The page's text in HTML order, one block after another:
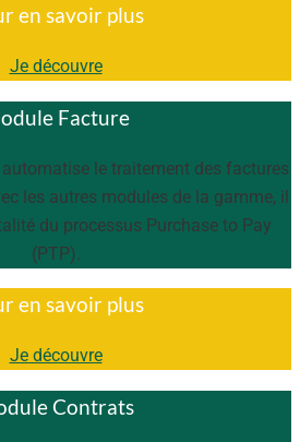
en savoir plus
Je découvre
Facture
le traitement des factures
les autres modules de la gamme, il
du processus Purchase to Pay
(PTP).
en savoir plus
Je découvre
Contrats